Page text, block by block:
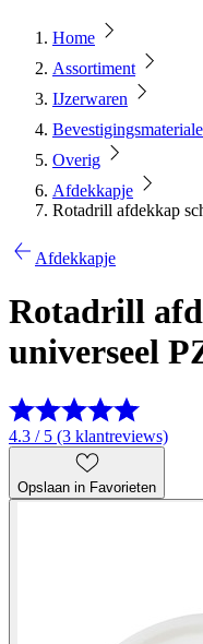
Home
Assortiment
IJzerwaren
Overig
Afdekkapje
Rotadrill afdekkap
Afdekkapje
Rotadrill
universeel
4.3 / 5 (3 klantreviews)
Opslaan in Favorieten